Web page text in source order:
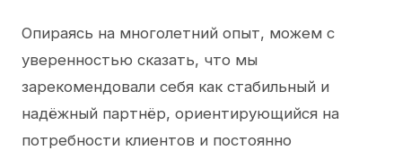
Опираясь на многолетний опыт, можем с
уверенностью сказать, что мы
зарекомендовали себя как стабильный и
надёжный партнёр, ориентирующийся на
потребности клиентов и постоянно